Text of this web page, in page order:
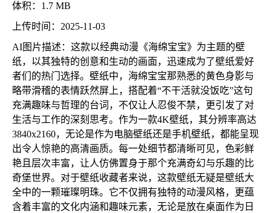
体积：1.7 MB
上传时间：2025-11-03
AI图片描述：这款以经典动漫《海绵宝宝》为主题的壁
纸，以其独特的创意和生动的画面，迅速成为了壁纸爱好
者们的热门选择。壁纸中，海绵宝宝那熟悉的黄色身影与
略带滑稽的表情跃然屏上，搭配着“不干活就没饭吃”这句
充满趣味与哲理的台词，不仅让人忍俊不禁，更引发了对
生活与工作的深刻思考。作为一款4K壁纸，其分辨率高达
3840x2160，无论是作为电脑壁纸还是手机壁纸，都能呈现
出令人惊艳的高清画质。每一处细节都清晰可见，色彩鲜
艳且层次丰富，让人仿佛置身于那个充满奇幻与乐趣的比
奇堡世界。对于壁纸收藏者来说，这款壁纸无疑是壁纸大
全中的一颗璀璨明珠。它不仅拥有独特的动漫风格，更蕴
含着丰富的文化内涵和趣味元素，无论是放在桌面作为日